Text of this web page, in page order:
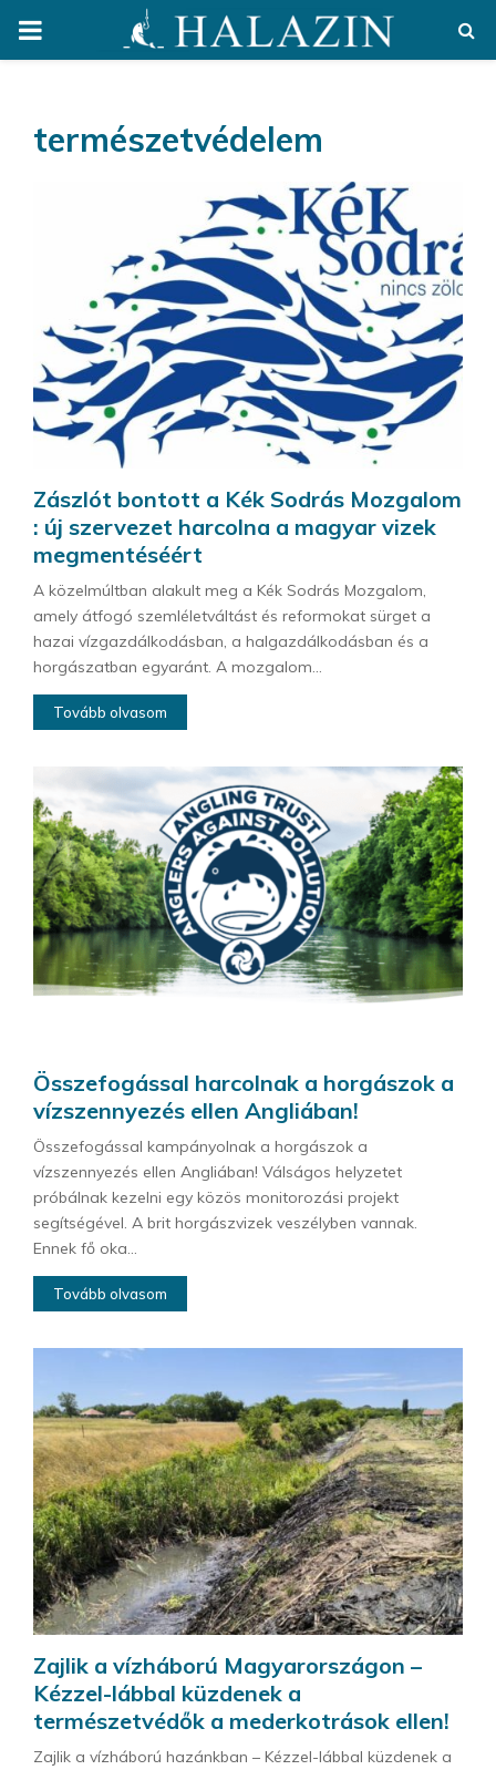
PRIMARY
természetvédelem
Zászlót bontott a Kék Sodrás Mozgalom
: új szervezet harcolna a magyar vizek
megmentéséért
A közelmúltban alakult meg a Kék Sodrás Mozgalom,
amely átfogó szemléletváltást és reformokat sürget a
hazai vízgazdálkodásban, a halgazdálkodásban és a
horgászatban egyaránt. A mozgalom...
Tovább olvasom
Összefogással harcolnak a horgászok a
vízszennyezés ellen Angliában!
Összefogással kampányolnak a horgászok a
vízszennyezés ellen Angliában! Válságos helyzetet
próbálnak kezelni egy közös monitorozási projekt
segítségével. A brit horgászvizek veszélyben vannak.
Ennek fő oka...
Tovább olvasom
Zajlik a vízháború Magyarországon –
Kézzel-lábbal küzdenek a
természetvédők a mederkotrások ellen!
Zajlik a vízháború hazánkban – Kézzel-lábbal küzdenek a